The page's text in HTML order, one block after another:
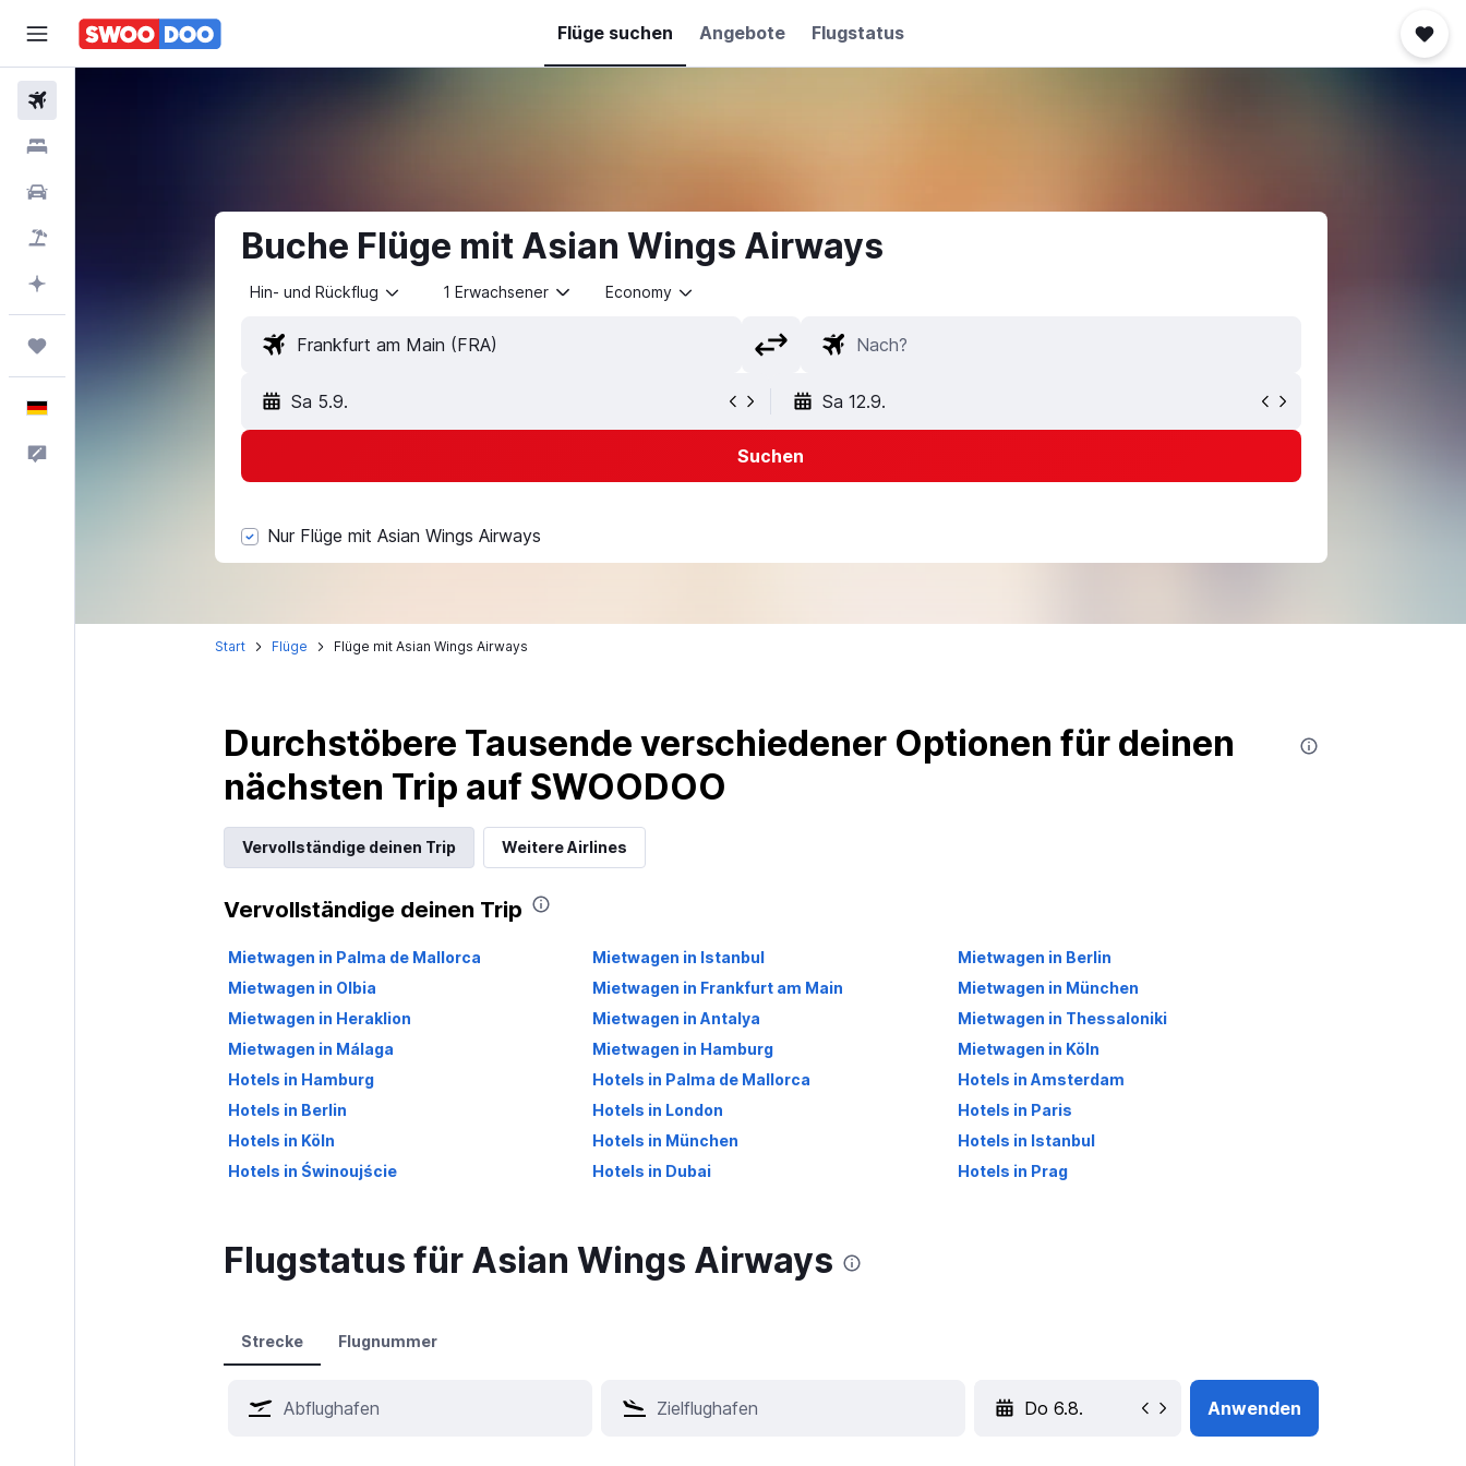
Flüge suchen Angebote Flugstatus
Buche Flüge mit Asian Wings Airways
Hin- und Rückflug 1 Erwachsener Economy
Sa 5.9. Sa 12.9.
Suchen
Nur Flüge mit Asian Wings Airways
Start Flüge Flüge mit Asian Wings Airways
Durchstöbere Tausende verschiedener Optionen für deinen
nächsten Trip auf SWOODOO
Vervollständige deinen Trip Weitere Airlines
Vervollständige deinen Trip
Mietwagen in Palma de Mallorca Mietwagen in Istanbul
Mietwagen in Berlin
Mietwagen in Olbia
Mietwagen in Frankfurt am Main
Mietwagen in München
Mietwagen in Heraklion
Mietwagen in Antalya
Mietwagen in Thessaloniki
Mietwagen in Málaga
Mietwagen in Hamburg
Mietwagen in Köln
Hotels in Hamburg
Hotels in Palma de Mallorca
Hotels in Amsterdam
Hotels in Berlin
Hotels in London
Hotels in Paris
Hotels in Köln
Hotels in München
Hotels in Istanbul
Hotels in Świnoujście
Hotels in Dubai Hotels in Prag
Flugstatus für Asian Wings Airways
Strecke Flugnummer
Anwenden